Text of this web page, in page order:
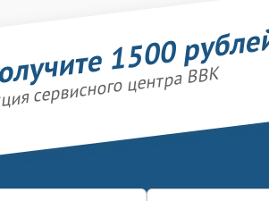
1500
сервисного центра BBK